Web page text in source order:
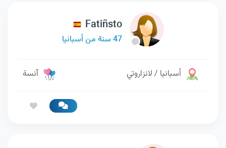
Fatiñsto
47 سنة من أسبانيا
أسبانيا / لانزاروتي آنسة